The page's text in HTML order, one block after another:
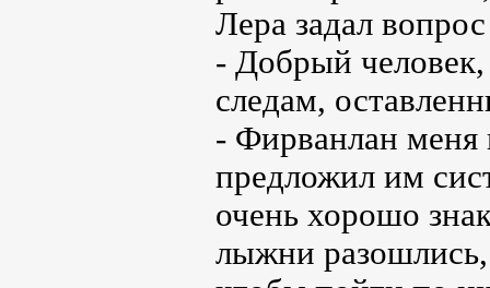
Лера задал
- Добрый
следам,
- Фирванлан меня
предложил им
очень хорошо
лыжни разошлись,